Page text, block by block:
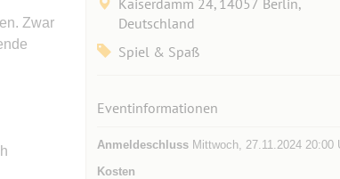
Zwar
Kaiserdamm 24, 14057 Berlin,
Deutschland
Spiel & Spaß
Eventinformationen
AnmeldeschlussMittwoch, 27.11.2024 20:00
Kosten